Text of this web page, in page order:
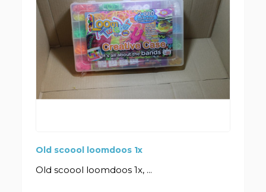
Old scoool loomdoos 1x
Old scoool loomdoos 1x, ...